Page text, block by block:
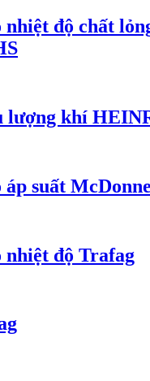
nhiệt độ chất
lượng khí
áp suất
nhiệt độ Trafag